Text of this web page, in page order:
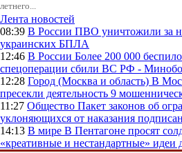
летнего...
Лента новостей
08:39 В России ПВО уничтожили за
украинских БПЛА
12:46 В России Более 200 000
спецоперации сбили ВС РФ -
12:28 Город (Москва и область) В
пресекли деятельность 9
11:27 Общество Пакет законов об
уклоняющихся от наказания
14:13 В мире В Пентагоне просят
«креативные и нестандартные» идеи